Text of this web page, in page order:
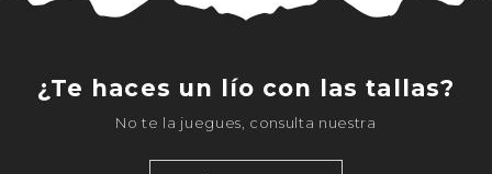
¿Te haces un lío con las tallas?
No te la juegues, consulta nuestra